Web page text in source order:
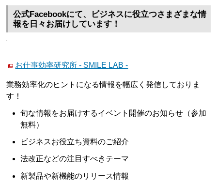
公式Facebookにて、ビジネスに役立つさまざまな情
報を日々お届けしています！
お仕事効率研究所 - SMILE LAB -
業務効率化のヒントになる情報を幅広く発信しておりま
す！
旬な情報をお届けするイベント開催のお知らせ（参加
無料）
ビジネスお役立ち資料のご紹介
法改正などの注目すべきテーマ
新製品や新機能のリリース情報